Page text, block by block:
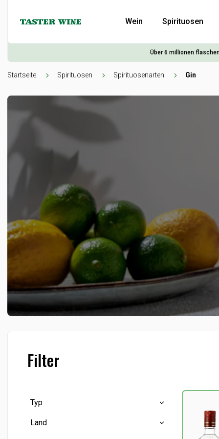
Wein Spirituosen
Über 6 millionen
Startseite Spirituosen Spirituosenarten Gin
Filter
Typ
Land